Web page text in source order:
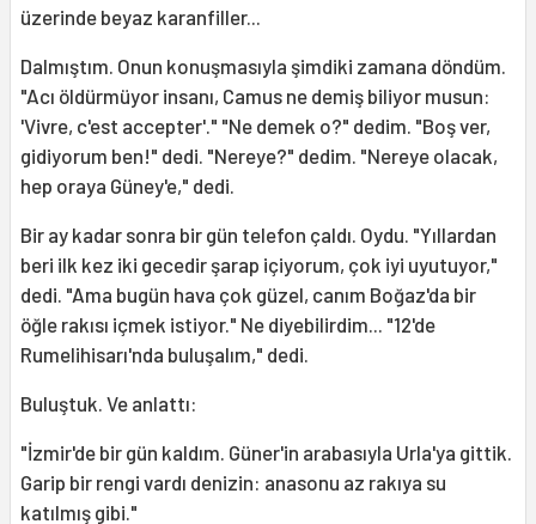
üzerinde beyaz karanfiller...
Dalmıştım. Onun konuşmasıyla şimdiki zamana döndüm.
"Acı öldürmüyor insanı, Camus ne demiş biliyor musun:
'Vivre, c'est accepter'." "Ne demek o?" dedim. "Boş ver,
gidiyorum ben!" dedi. "Nereye?" dedim. "Nereye olacak,
hep oraya Güney'e," dedi.
Bir ay kadar sonra bir gün telefon çaldı. Oydu. "Yıllardan
beri ilk kez iki gecedir şarap içiyorum, çok iyi uyutuyor,"
dedi. "Ama bugün hava çok güzel, canım Boğaz'da bir
öğle rakısı içmek istiyor." Ne diyebilirdim... "12'de
Rumelihisarı'nda buluşalım," dedi.
Buluştuk. Ve anlattı:
"İzmir'de bir gün kaldım. Güner'in arabasıyla Urla'ya gittik.
Garip bir rengi vardı denizin: anasonu az rakıya su
katılmış gibi."